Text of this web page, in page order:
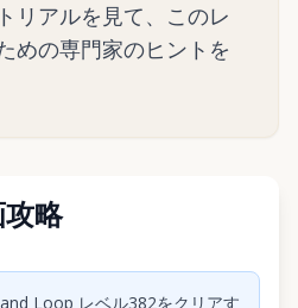
リアルを見て、このレ
めの専門家のヒントを
略
して動画を再生
Loop レベル382をクリアす